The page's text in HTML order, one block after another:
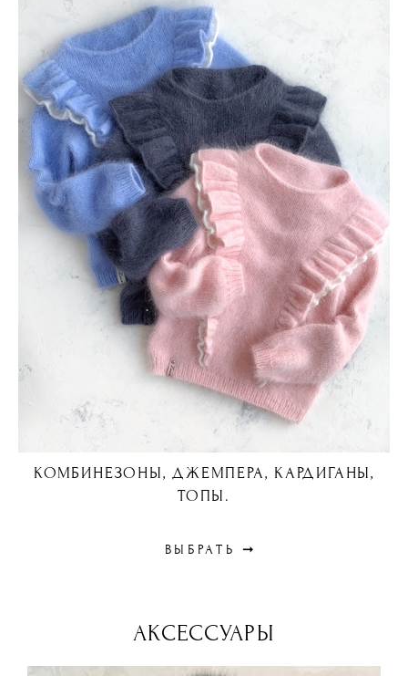
КОМБИНЕЗОНЫ, ДЖЕМПЕРА, КАРДИГАНЫ,
ТОПЫ.
ВЫБРАТЬ ➞
АКСЕССУАРЫ